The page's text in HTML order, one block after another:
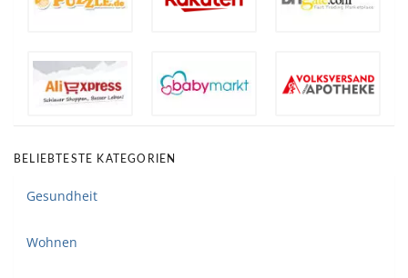
BELIEBTESTE KATEGORIEN
Gesundheit
Wohnen